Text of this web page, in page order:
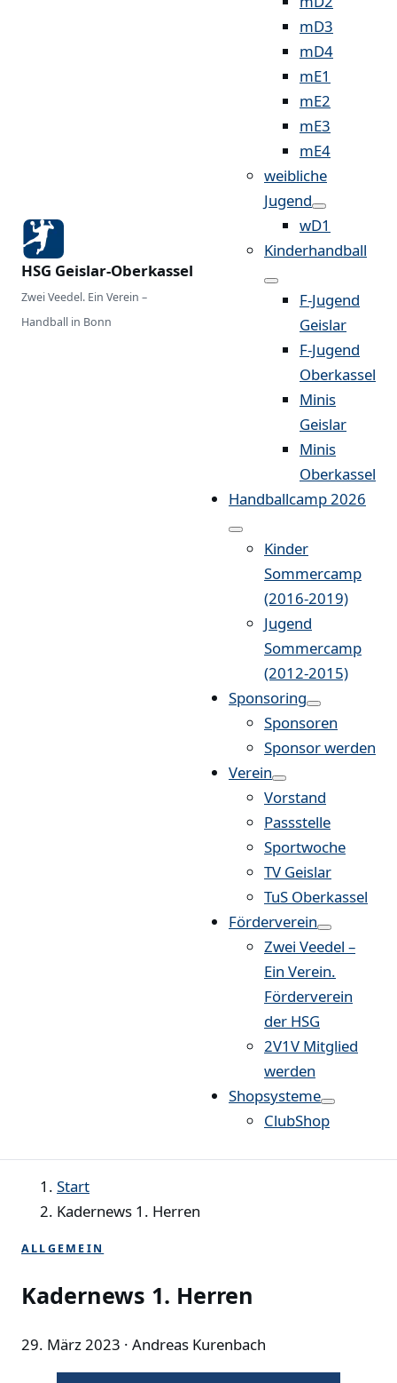
HSG Geislar-Oberkassel
Zwei Veedel. Ein Verein –
Handball in Bonn
mD3
mD4
mE1
mE2
mE3
mE4
weibliche
Jugend
wD1
Kinderhandball
F-Jugend
Geislar
F-Jugend
Oberkassel
Minis
Geislar
Minis
Oberkassel
Handballcamp 2026
Kinder
Sommercamp
(2016-2019)
Jugend
Sommercamp
(2012-2015)
Sponsoring
Sponsoren
Sponsor werden
Verein
Vorstand
Passstelle
Sportwoche
TV Geislar
TuS Oberkassel
Förderverein
Zwei Veedel –
Ein Verein.
Förderverein
der HSG
2V1V Mitglied
werden
Shopsysteme
ClubShop
Start
Kadernews 1. Herren
ALLGEMEIN
Kadernews 1. Herren
29. März 2023 · Andreas Kurenbach